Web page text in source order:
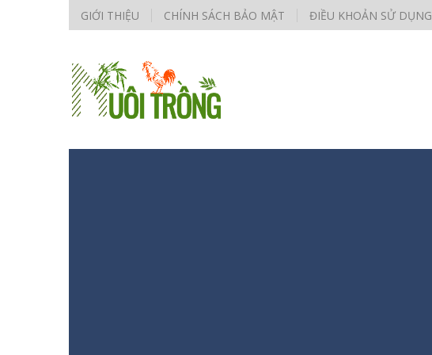
GIỚI THIỆU CHÍNH SÁCH BẢO MẬT ĐIỀU KHOẢN SỬ DỤNG